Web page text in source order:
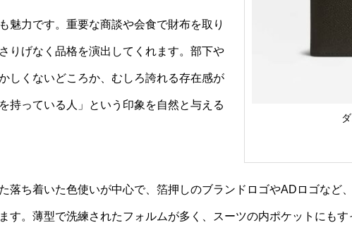
魅力です。重要な商談や会食で財布を取り
りげなく品格を演出してくれます。部下や
しくないどころか、むしろ誇れる存在感が
持っている人」という印象を自然と与える
落ち着いた色使いが中心で、箔押しのブランドロゴやADロゴなど
す。薄型で洗練されたフォルムが多く、スーツの内ポケットにも